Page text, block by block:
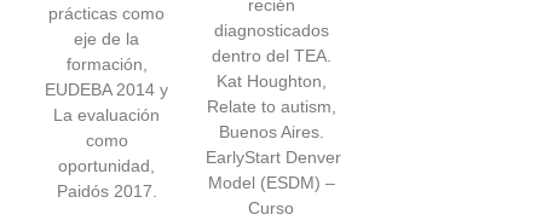
prácticas como
eje de la
formación,
EUDEBA 2014 y
La evaluación
como
oportunidad,
Paidós 2017.
recién
diagnosticados
dentro del TEA.
Kat Houghton,
Relate to autism,
Buenos Aires.
EarlyStart Denver
Model (ESDM) –
Curso